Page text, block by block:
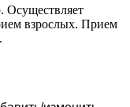
взрослых. Прием